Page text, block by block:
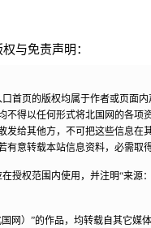
与免责声明：
首页的版权均属于作者或页面
不得以任何形式将北国网的各项
发给其他方，不可把这些信息在
有意转载本站信息资料，必需取
授权范围内使用，并注明“来源
网）”的作品，均转载自其它媒